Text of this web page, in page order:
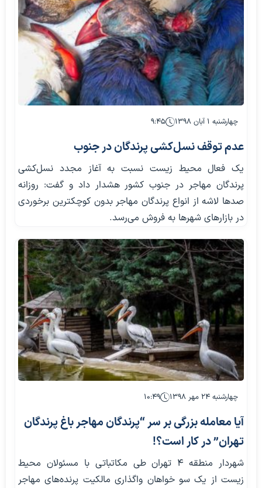
چهارشنبه ۱ آبان ۱۳۹۸ ۹:۴۵
عدم توقف نسل‌کشی پرندگان در جنوب
یک فعال محیط زیست نسبت به آغاز مجدد نسل‌کشی
پرندگان مهاجر در جنوب کشور هشدار داد و گفت: روزانه
صدها لاشه از انواع پرندگان مهاجر بدون کوچکترین برخوردی
در بازارهای شهرها به فروش می‌رسد.
چهارشنبه ۲۴ مهر ۱۳۹۸ ۱۰:۴۹
آیا معامله بزرگی بر سر “پرندگان مهاجر باغ پرندگان
تهران” در کار است؟!
شهردار منطقه ۴ تهران طی مکاتباتی با مسئولان محیط
زیست از یک سو خواهان واگذاری مالکیت پرنده‌های مهاجر